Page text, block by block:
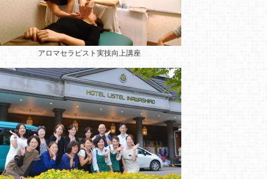
アロマセラピスト実技向上講座